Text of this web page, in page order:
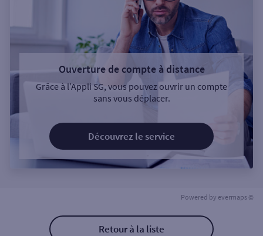
Ouverture de compte à distance
Grâce à l’Appli SG, vous pouvez ouvrir un compte
sans vous déplacer.
Découvrez le service
Powered by evermaps ©
Retour à la liste